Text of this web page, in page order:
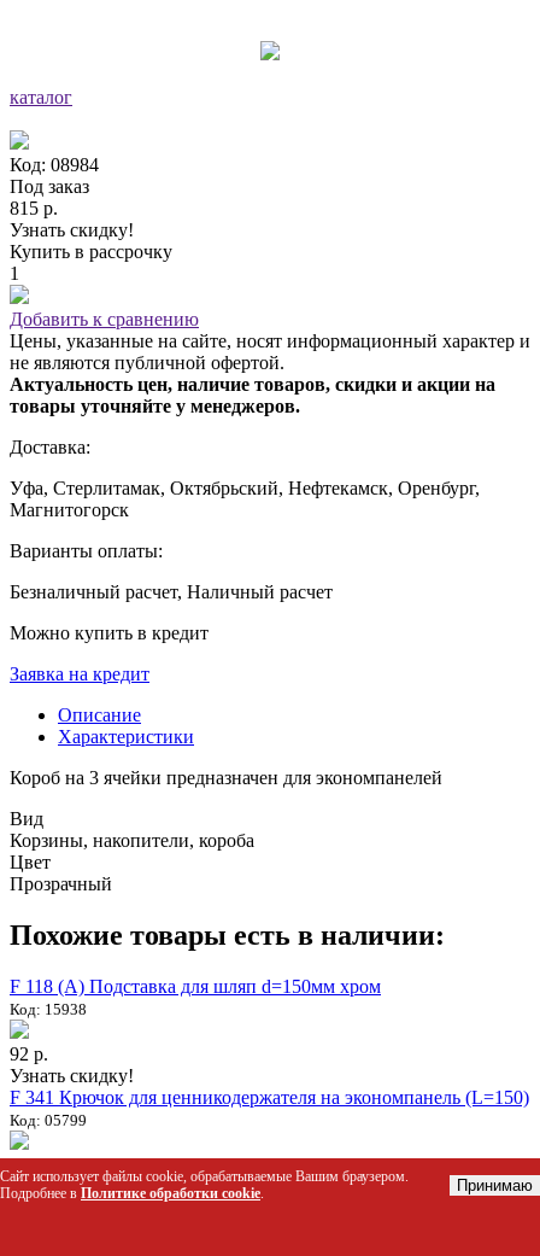
каталог
Код: 08984
Под заказ
815 р.
Узнать скидку!
Купить в рассрочку
1
Добавить к сравнению
Цены, указанные на сайте, носят информационный характер и
не являются публичной офертой.
Актуальность цен, наличие товаров, скидки и акции на
товары уточняйте у менеджеров.
Доставка:
Уфа, Стерлитамак, Октябрьский, Нефтекамск, Оренбург,
Магнитогорск
Варианты оплаты:
Безналичный расчет, Наличный расчет
Можно купить в кредит
Заявка на кредит
Описание
Характеристики
Короб на 3 ячейки предназначен для экономпанелей
Вид
Корзины, накопители, короба
Цвет
Прозрачный
Похожие товары есть в наличии:
F 118 (А) Подставка для шляп d=150мм хром
Код: 15938
92 р.
Узнать скидку!
F 341 Крючок для ценникодержателя на экономпанель (L=150)
Код: 05799
80 р.
Узнать скидку!
F 119 Полка наклонная (330*370мм, хром)
Сайт использует файлы cookie, обрабатываемые Вашим браузером.
Подробнее в Политике обработки cookie. Принимаю